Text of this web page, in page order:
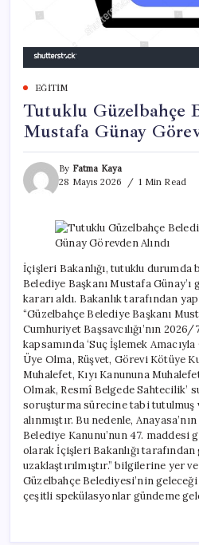
EĞITIM
Tutuklu Güzelbahçe
Mustafa Günay
By Fatma Kaya
28 Mayıs 2026
1 Min Read
İçişleri Bakanlığı, tutuklu durumda
Belediye Başkanı Mustafa
kararı aldı. Bakanlık tarafından
“Güzelbahçe Belediye Başkanı
Cumhuriyet Başsavcılığı’nın 2026/
kapsamında ‘Suç İşlemek
Üye Olma, Rüşvet, Görevi Kötüye
Muhalefet, Kıyı Kanununa
Olmak, Resmî Belgede Sahtecilik’
soruşturma sürecine tabi tutulmuş
alınmıştır. Bu nedenle,
Belediye Kanunu’nun 47.
olarak İçişleri Bakanlığı
uzaklaştırılmıştır.” bilgilerine yer
Güzelbahçe Belediyesi’nin
çeşitli spekülasyonlar gündeme